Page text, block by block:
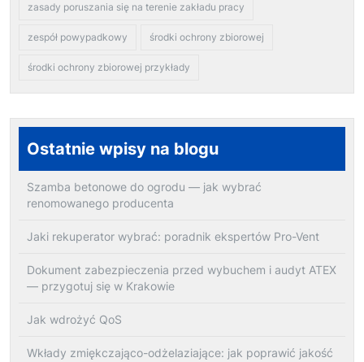
zasady poruszania się na terenie zakładu pracy
zespół powypadkowy środki ochrony zbiorowej
środki ochrony zbiorowej przykłady
Ostatnie wpisy na blogu
Szamba betonowe do ogrodu — jak wybrać
renomowanego producenta
Jaki rekuperator wybrać: poradnik ekspertów Pro-Vent
Dokument zabezpieczenia przed wybuchem i audyt ATEX
— przygotuj się w Krakowie
Jak wdrożyć QoS
Wkłady zmiękczająco-odżelaziające: jak poprawić jakość